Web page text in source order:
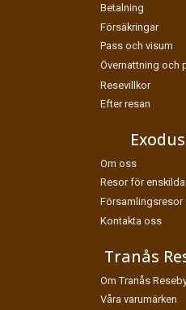
Betalning
Försäkringar
Pass och visum
Övernattning och
Resevillkor
Efter resan
Om oss
Resor för enskilda
Församlingsresor
Kontakta oss
Tranås
Om Tranås
Våra varumärken